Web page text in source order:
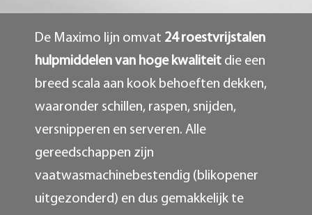
De Maximo lijn omvat 24 roestvrijstalen
hulpmiddelen van hoge kwaliteitdie een
breed scala aan kook behoeften dekken,
waaronder schillen, raspen, snijden,
versnipperen en serveren. Alle
gereedschappen zijn
vaatwasmachinebestendig (blikopener
uitgezonderd) en dus gemakkelijk te